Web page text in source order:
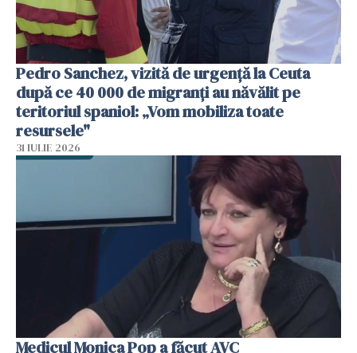
Pedro Sanchez, vizită de urgență la Ceuta
după ce 40 000 de migranți au năvălit pe
teritoriul spaniol: „Vom mobiliza toate
resursele"
31 IULIE 2026
Medicul Monica Pop a făcut AVC